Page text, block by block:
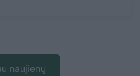
naujienų